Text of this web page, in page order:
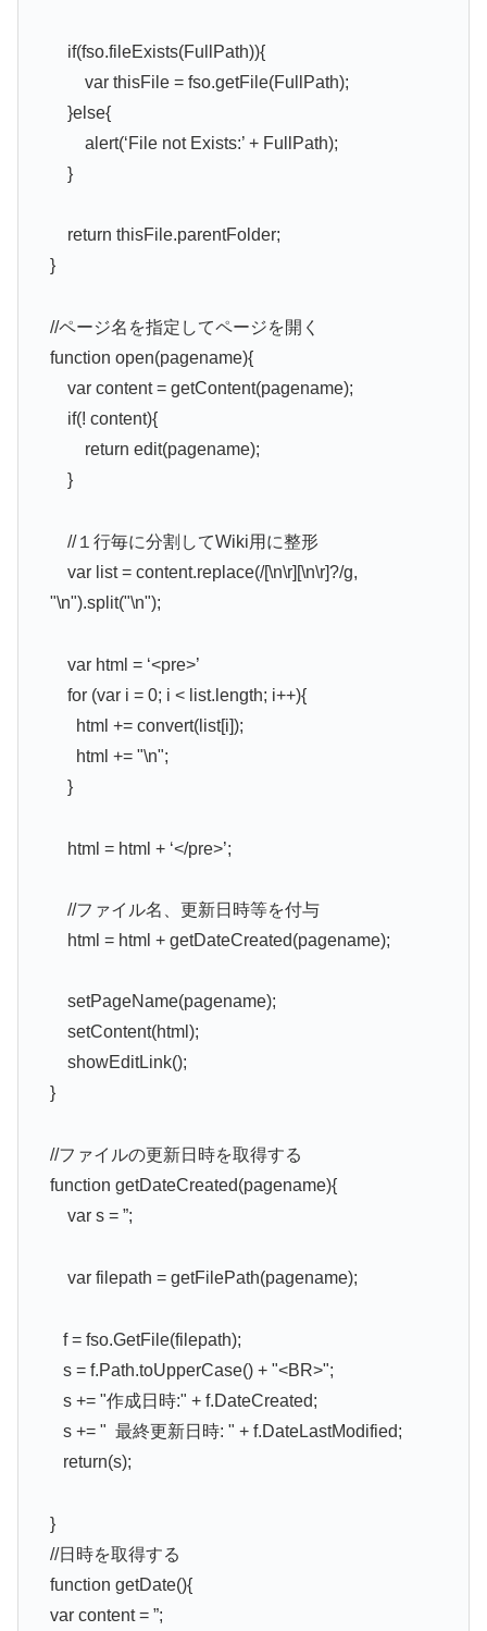
if(fso.fileExists(FullPath)){
var thisFile = fso.getFile(FullPath);
}else{
alert(‘File not Exists:’ + FullPath);
}
return thisFile.parentFolder;
}
//ページ名を指定してページを開く
function open(pagename){
var content = getContent(pagename);
if(! content){
return edit(pagename);
}
//１行毎に分割してWiki用に整形
var list = content.replace(/[\n\r][\n\r]?/g,
"\n").split("\n");
var html = ‘<pre>’
for (var i = 0; i < list.length; i++){
html += convert(list[i]);
html += "\n";
}
html = html + ‘</pre>’;
//ファイル名、更新日時等を付与
html = html + getDateCreated(pagename);
setPageName(pagename);
setContent(html);
showEditLink();
}
//ファイルの更新日時を取得する
function getDateCreated(pagename){
var s = ”;
var filepath = getFilePath(pagename);
f = fso.GetFile(filepath);
s = f.Path.toUpperCase() + "<BR>";
s += "作成日時:" + f.DateCreated;
s += " 最終更新日時: " + f.DateLastModified;
return(s);
}
//日時を取得する
function getDate(){
var content = ”;